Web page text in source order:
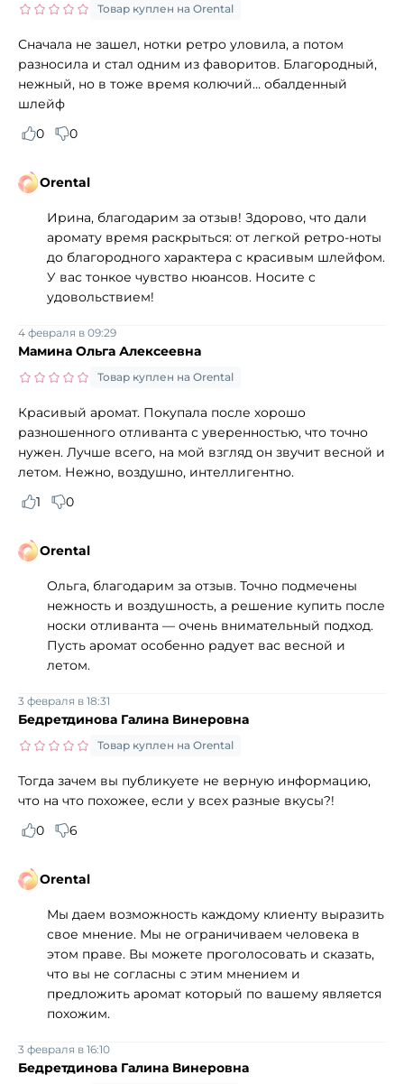
Товар куплен на Orental
Сначала не зашел, нотки ретро уловила, а потом
разносила и стал одним из фаворитов. Благородный,
нежный, но в тоже время колючий… обалденный
шлейф
0
0
Orental
Ирина, благодарим за отзыв! Здорово, что дали
аромату время раскрыться: от легкой ретро-ноты
до благородного характера с красивым шлейфом.
У вас тонкое чувство нюансов. Носите с
удовольствием!
Мамина Ольга Алексеевна
4 февраля в 09:29
Товар куплен на Orental
Красивый аромат. Покупала после хорошо
разношенного отливанта с уверенностью, что точно
нужен. Лучше всего, на мой взгляд он звучит весной и
летом. Нежно, воздушно, интеллигентно.
1
0
Orental
Ольга, благодарим за отзыв. Точно подмечены
нежность и воздушность, а решение купить после
носки отливанта — очень внимательный подход.
Пусть аромат особенно радует вас весной и
летом.
Бедретдинова Галина Винеровна
3 февраля в 18:31
Товар куплен на Orental
Тогда зачем вы публикуете не верную информацию,
что на что похожее, если у всех разные вкусы?!
0
6
Orental
Мы даем возможность каждому клиенту выразить
свое мнение. Мы не ограничиваем человека в
этом праве. Вы можете проголосовать и сказать,
что вы не согласны с этим мнением и
предложить аромат который по вашему является
похожим.
Бедретдинова Галина Винеровна
3 февраля в 16:10